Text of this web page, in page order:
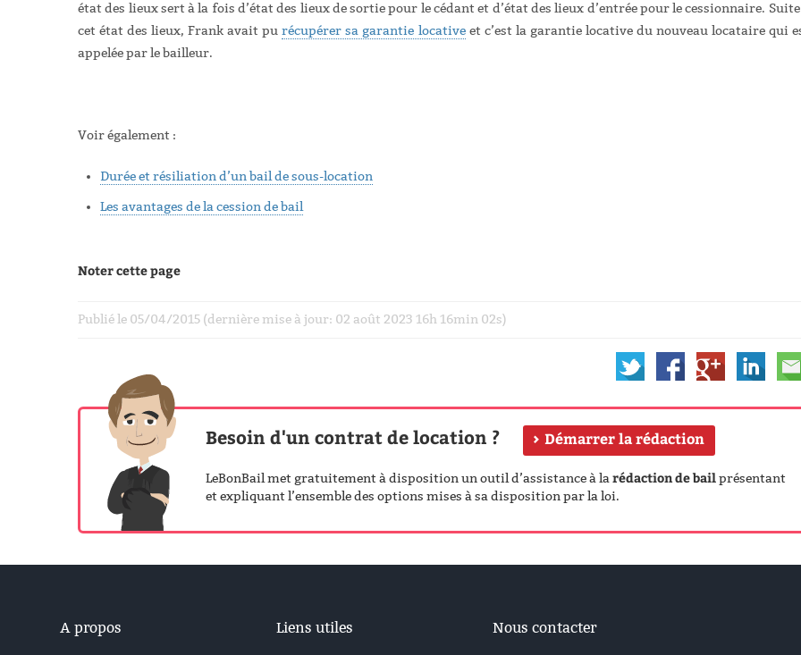
état des lieux sert à la fois d’état des lieux de sortie pour le cédant et d’état des lieux d’entrée pour le cessionnaire.
cet état des lieux, Frank avait purécupérer sa garantie locativeet c’est la garantie locative du nouveau locataire qui
appelée par le bailleur.
Voir également :
Durée et résiliation d’un bail de sous-location
Les avantages de la cession de bail
Noter cette page
Publié le 05/04/2015 (dernière mise à jour: 02 août 2023 16h 16min 02s)
Besoin d'un contrat de location ? Démarrer la rédaction
LeBonBail met gratuitement à disposition un outil d’assistance à larédaction de bailprésentant
et expliquant l’ensemble des options mises à sa disposition par la loi.
A propos Liens utiles Nous contacter